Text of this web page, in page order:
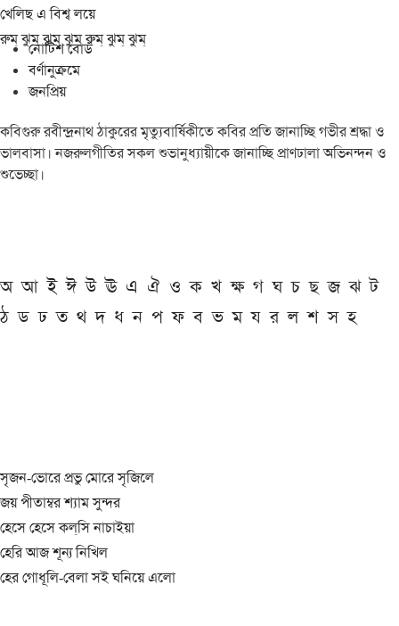
খেলিছ এ বিশ্ব লয়ে
রুম্ ঝুম্ ঝুম্ ঝুম্ রুম্ ঝুম্ ঝুম্
নোটিশ বোর্ড
বর্ণানুক্রমে
জনপ্রিয়
কবিগুরু রবীন্দ্রনাথ ঠাকুরের মৃত্যুবার্ষিকীতে কবির প্রতি জানাচ্ছি গভীর শ্রদ্ধা ও
ভালবাসা। নজরুলগীতির সকল শুভানুধ্যায়ীকে জানাচ্ছি প্রাণঢালা অভিনন্দন ও
শুভেচ্ছা।
অ আ ই ঈ উ ঊ এ ঐ ও ক খ ক্ষ গ ঘ চ ছ জ ঝ ট
ঠ ড ঢ ত থ দ ধ ন প ফ ব ভ ম য র ল শ স হ
সৃজন-ভোরে প্রভু মোরে সৃজিলে
জয় পীতাম্বর শ্যাম সুন্দর
হেসে হেসে কল্‌সি নাচাইয়া
হেরি আজ শূন্য নিখিল
হের গোধূলি-বেলা সই ঘনিয়ে এলো